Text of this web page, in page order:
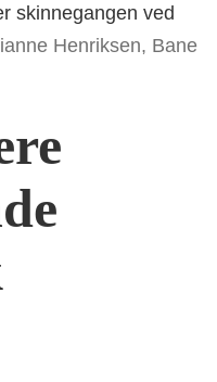
skinnegangen ved
Henriksen, Bane